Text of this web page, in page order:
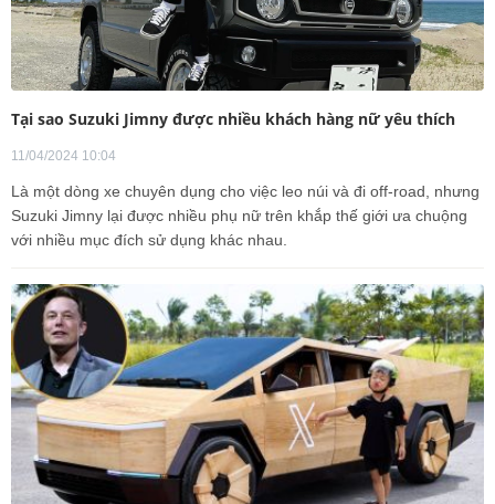
Tại sao Suzuki Jimny được nhiều khách hàng nữ yêu thích
11/04/2024 10:04
Là một dòng xe chuyên dụng cho việc leo núi và đi off-road, nhưng
Suzuki Jimny lại được nhiều phụ nữ trên khắp thế giới ưa chuộng
với nhiều mục đích sử dụng khác nhau.